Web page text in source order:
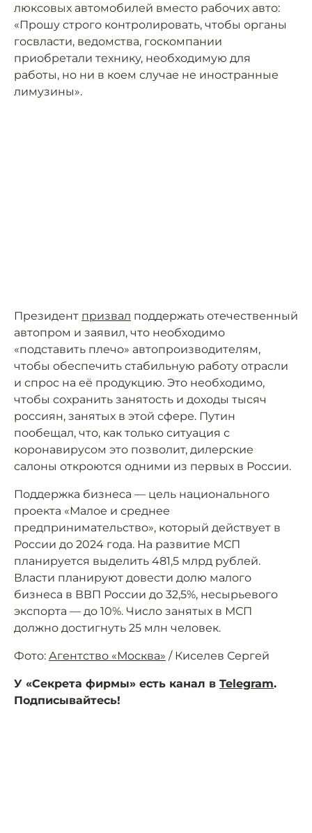
люксовых автомобилей вместо рабочих авто:
«Прошу строго контролировать, чтобы органы
госвласти, ведомства, госкомпании
приобретали технику, необходимую для
работы, но ни в коем случае не иностранные
лимузины».
Президент призвал поддержать отечественный
автопром и заявил, что необходимо
«подставить плечо» автопроизводителям,
чтобы обеспечить стабильную работу отрасли
и спрос на её продукцию. Это необходимо,
чтобы сохранить занятость и доходы тысяч
россиян, занятых в этой сфере. Путин
пообещал, что, как только ситуация с
коронавирусом это позволит, дилерские
салоны откроются одними из первых в России.
Поддержка бизнеса — цель национального
проекта «Малое и среднее
предпринимательство», который действует в
России до 2024 года. На развитие МСП
планируется выделить 481,5 млрд рублей.
Власти планируют довести долю малого
бизнеса в ВВП России до 32,5%, несырьевого
экспорта — до 10%. Число занятых в МСП
должно достигнуть 25 млн человек.
Фото: Агентство «Москва» / Киселев Сергей
У «Секрета фирмы» есть канал в Telegram.
Подписывайтесь!